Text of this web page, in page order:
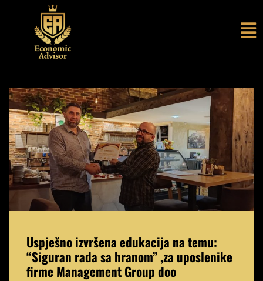
Uspješno izvršena edukacija na temu:
“Siguran rada sa hranom” ,za uposlenike
firme Management Group doo